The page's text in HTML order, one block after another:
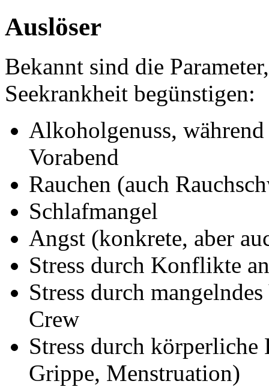
Auslöser
Bekannt sind die
Seekrankheit begünstigen:
Alkoholgenuss,
Vorabend
Rauchen (auch
Schlafmangel
Angst (konkrete, aber
Stress durch Konflikte
Stress durch
Crew
Stress durch
Grippe, Menstruation)